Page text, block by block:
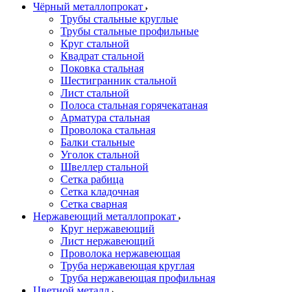
Чёрный металлопрокат
Трубы стальные круглые
Трубы стальные профильные
Круг стальной
Квадрат стальной
Поковка стальная
Шестигранник стальной
Лист стальной
Полоса стальная горячекатаная
Арматура стальная
Проволока стальная
Балки стальные
Уголок стальной
Швеллер стальной
Сетка рабица
Сетка кладочная
Сетка сварная
Нержавеющий металлопрокат
Круг нержавеющий
Лист нержавеющий
Проволока нержавеющая
Труба нержавеющая круглая
Труба нержавеющая профильная